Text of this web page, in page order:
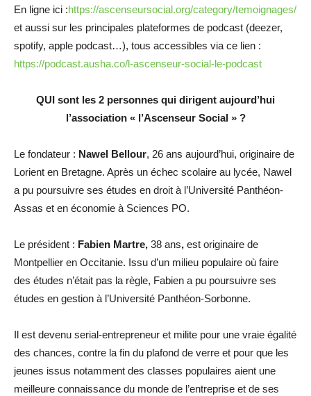
En ligne ici :https://ascenseursocial.org/category/temoignages/
et aussi sur les principales plateformes de podcast (deezer,
spotify, apple podcast…), tous accessibles via ce lien :
https://podcast.ausha.co/l-ascenseur-social-le-podcast
QUI sont les 2 personnes qui dirigent aujourd’hui
l’association « l’Ascenseur Social » ?
Le fondateur : Nawel Bellour, 26 ans aujourd’hui, originaire de
Lorient en Bretagne. Après un échec scolaire au lycée, Nawel
a pu poursuivre ses études en droit à l’Université Panthéon-
Assas et en économie à Sciences PO.
Le président : Fabien Martre, 38 ans, est originaire de
Montpellier en Occitanie. Issu d’un milieu populaire où faire
des études n’était pas la règle, Fabien a pu poursuivre ses
études en gestion à l’Université Panthéon-Sorbonne.
Il est devenu serial-entrepreneur et milite pour une vraie égalité
des chances, contre la fin du plafond de verre et pour que les
jeunes issus notamment des classes populaires aient une
meilleure connaissance du monde de l’entreprise et de ses